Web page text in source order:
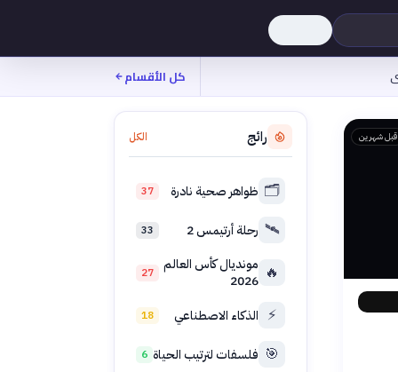
كل الأقسام
قبل شهرين رائج الكل
🗂️ ظواهر صحية نادرة 37
🛰️ رحلة أرتيمس 2 33
🔥 مونديال كأس العالم
2026
27
⚡ الذكاء الاصطناعي 18
🎯 فلسفات لترتيب الحياة 6